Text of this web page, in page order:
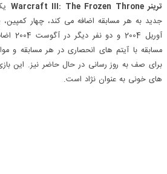
ترینر Warcraft III: The Frozen Throne
آوریل
مسابقه با آیتم های انحصاری در هر مسابقه و
برای صف به روز رسانی در حال حاضر نیز. این
های خونی به عنوان نژاد است.